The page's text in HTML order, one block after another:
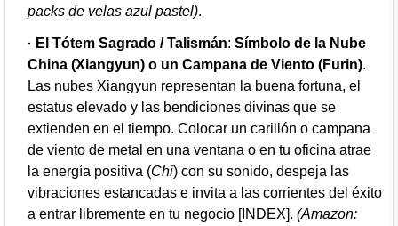
packs de velas azul pastel).
El Tótem Sagrado / Talismán: Símbolo de la Nube
China (Xiangyun) o un Campana de Viento (Furin).
Las nubes Xiangyun representan la buena fortuna, el
estatus elevado y las bendiciones divinas que se
extienden en el tiempo. Colocar un carillón o campana
de viento de metal en una ventana o en tu oficina atrae
la energía positiva (Chi) con su sonido, despeja las
vibraciones estancadas e invita a las corrientes del éxito
a entrar libremente en tu negocio [INDEX]. (Amazon: